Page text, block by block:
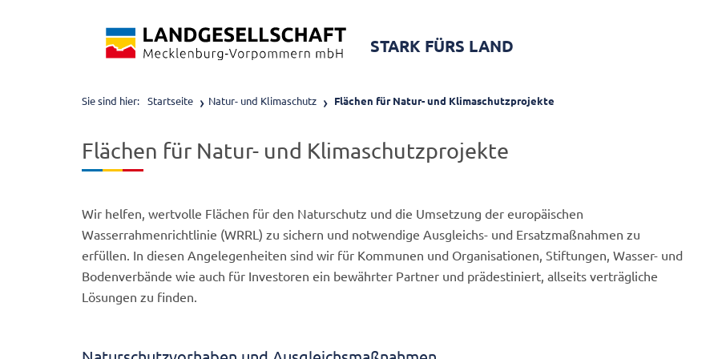
STARK FÜRS LAND
Sie sind hier: Startseite Natur- und Klimaschutz Flächen für Natur- und Klimaschutzprojekte
Flächen für Natur- und Klimaschutzprojekte
Wir helfen, wertvolle Flächen für den Naturschutz und die Umsetzung der europäischen
Wasserrahmenrichtlinie (WRRL) zu sichern und notwendige Ausgleichs- und Ersatzmaßnahmen zu
erfüllen. In diesen Angelegenheiten sind wir für Kommunen und Organisationen, Stiftungen, Wasser- und
Bodenverbände wie auch für Investoren ein bewährter Partner und prädestiniert, allseits verträgliche
Lösungen zu finden.